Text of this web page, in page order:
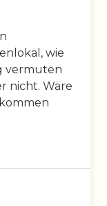
wie
vermuten
nicht. Wäre